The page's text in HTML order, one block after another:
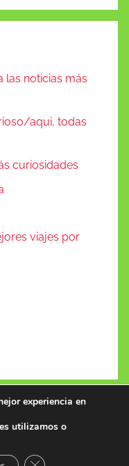
las noticias más
aqui, todas
curiosidades
viajes por
de ThemeZee.
experiencia en
utilizamos o
Cerrar el banner de